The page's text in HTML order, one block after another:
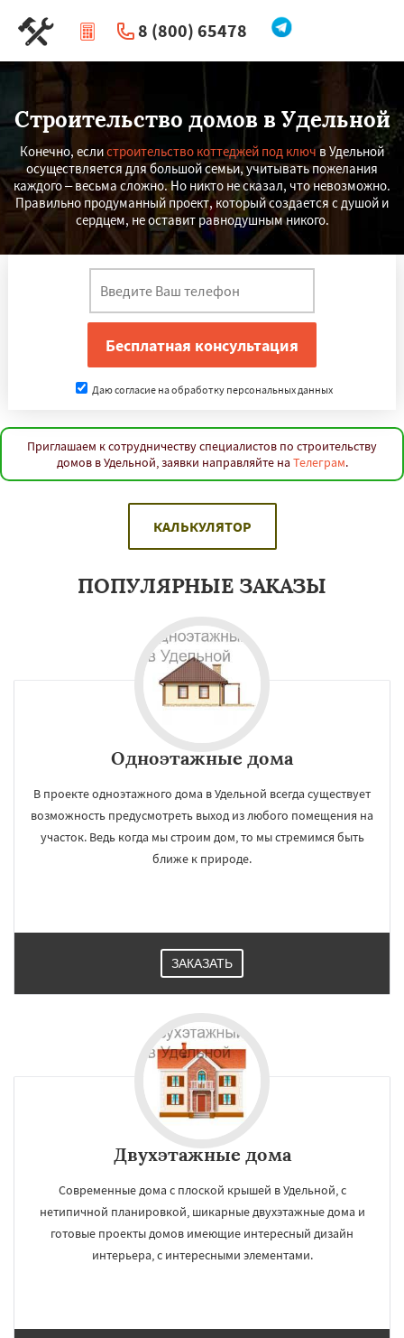
8 (800) 65478
| Перезвоните мне
Строительство домов в Удельной
Конечно, еслистроительство коттеджей под ключв Удельной
осуществляется для большой семьи, учитывать пожелания
каждого – весьма сложно. Но никто не сказал, что невозможно.
Правильно продуманный проект, который создается с душой и
сердцем, не оставит равнодушным никого.
Даю согласие на обработку персональных данных
Приглашаем к сотрудничеству специалистов по строительству
домов в Удельной, заявки направляйте на Телеграм.
КАЛЬКУЛЯТОР
ПОПУЛЯРНЫЕ ЗАКАЗЫ
Одноэтажные дома
В проекте одноэтажного дома в Удельной всегда существует
возможность предусмотреть выход из любого помещения на
участок. Ведь когда мы строим дом, то мы стремимся быть
ближе к природе.
ЗАКАЗАТЬ
Двухэтажные дома
Современные дома с плоской крышей в Удельной, с
нетипичной планировкой, шикарные двухэтажные дома и
готовые проекты домов имеющие интересный дизайн
интерьера, с интересными элементами.